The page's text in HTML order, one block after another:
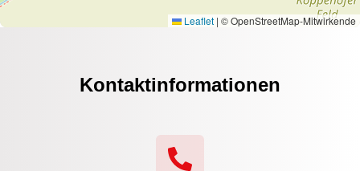
Leaflet | © OpenStreetMap-Mitwirkende
Kontaktinformationen